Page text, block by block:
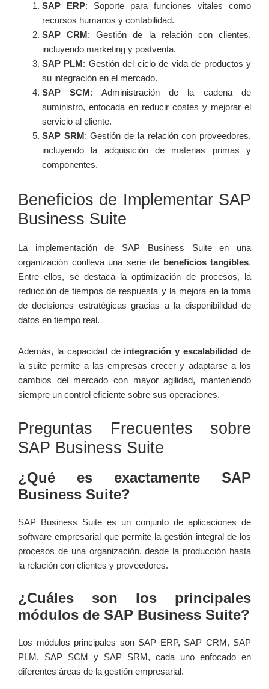
SAP ERP: Soporte para funciones vitales como
recursos⁣ humanos y contabilidad.
SAP CRM: Gestión de la relación con ‌clientes,
incluyendo marketing y postventa.
SAP PLM:​ Gestión del ​ciclo de vida de productos y
su integración en el mercado.
SAP SCM:‍ Administración‌ de la⁢ cadena de
⁢suministro, ⁤enfocada ⁢en reducir costes y mejorar el
servicio⁢ al cliente.
SAP SRM: Gestión‌ de la relación con proveedores,
incluyendo la adquisición ⁢de materias primas y
componentes.
Beneficios ‌de Implementar SAP
Business Suite
La implementación de SAP Business Suite en una
organización conlleva una ​serie ⁢de beneficios tangibles.
Entre⁤ ellos, se destaca la optimización de procesos, la⁤
reducción de tiempos de respuesta y ⁢la mejora en la​ toma
de decisiones estratégicas gracias a la disponibilidad de
datos en tiempo real.
Además,⁢ la capacidad de integración y escalabilidad de
la suite permite a las empresas crecer y adaptarse ⁢a los
cambios del mercado con mayor ​agilidad, manteniendo‌
siempre un control⁤ eficiente sobre ⁢sus operaciones.
Preguntas Frecuentes sobre
SAP Business Suite
¿Qué ⁣es exactamente SAP
Business Suite?
SAP Business Suite es un conjunto de aplicaciones de
software empresarial que permite la gestión integral de los
procesos de una organización, desde la producción hasta
la relación con clientes y​ proveedores.
¿Cuáles son los principales
módulos ⁣de SAP Business⁢ Suite?
Los módulos principales son SAP ERP, SAP CRM,‍ SAP
PLM,‌ SAP SCM y SAP SRM, cada uno‌ enfocado en
diferentes áreas de la ⁣gestión empresarial.